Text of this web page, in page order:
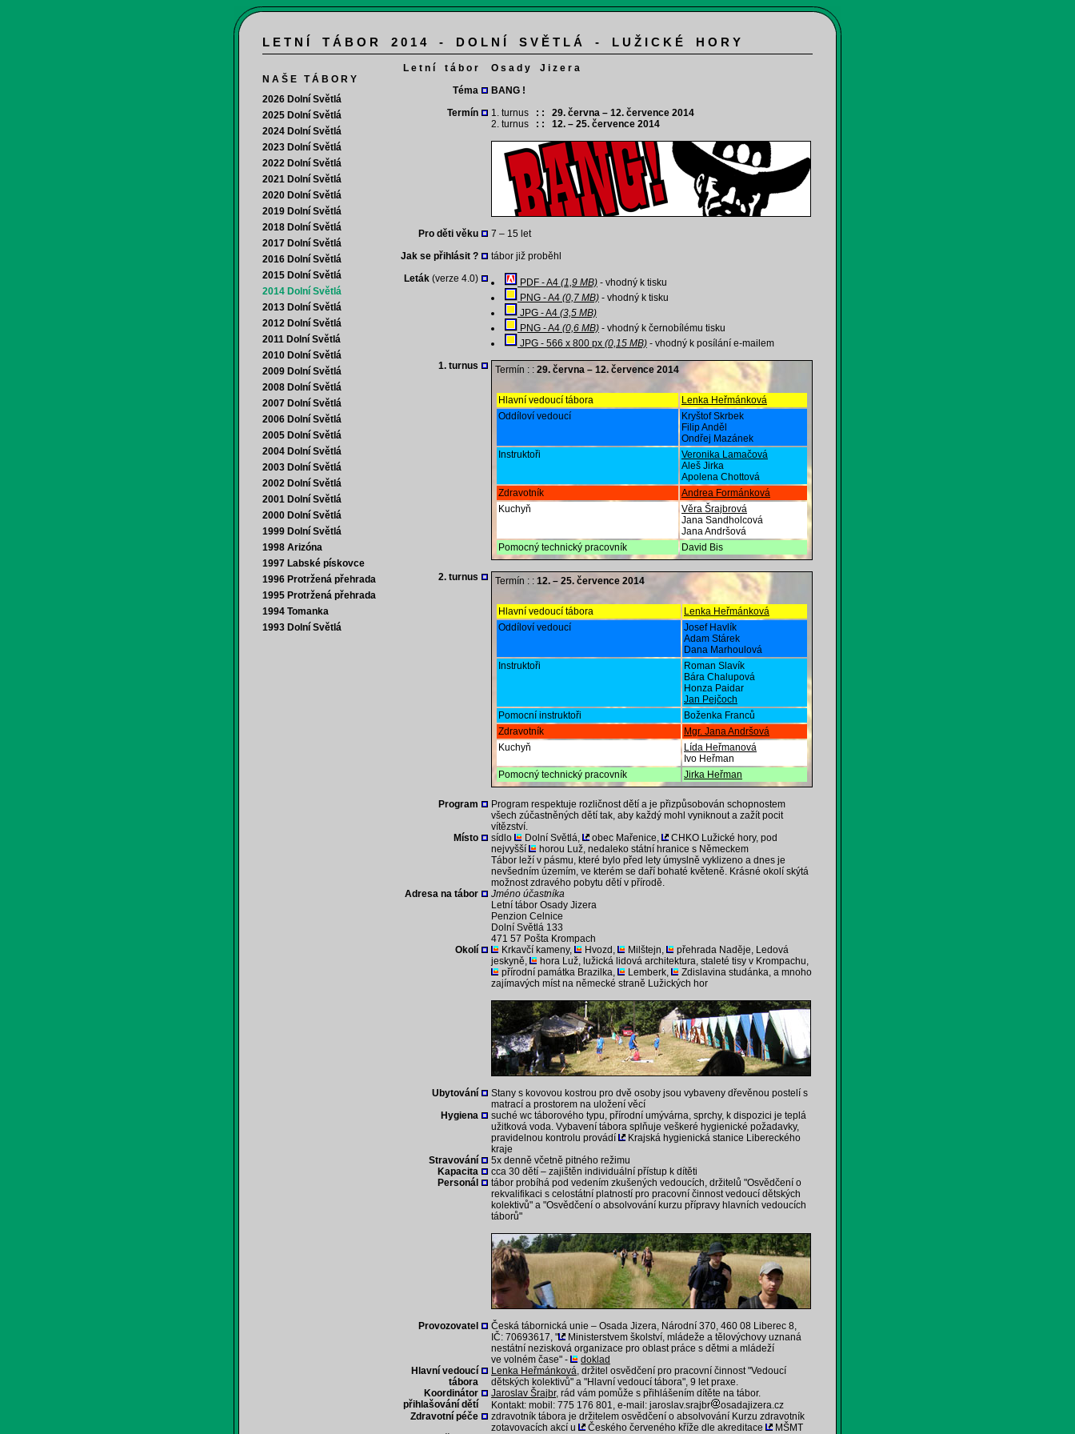
L E T N Í T Á B O R 2 0 1 4 - D O L N Í S V Ě T L Á - L U Ž I C K É H O R Y
N A Š E T Á B O R Y
2026 Dolní Světlá
2025 Dolní Světlá
2024 Dolní Světlá
2023 Dolní Světlá
2022 Dolní Světlá
2021 Dolní Světlá
2020 Dolní Světlá
2019 Dolní Světlá
2018 Dolní Světlá
2017 Dolní Světlá
2016 Dolní Světlá
2015 Dolní Světlá
2014 Dolní Světlá
2013 Dolní Světlá
2012 Dolní Světlá
2011 Dolní Světlá
2010 Dolní Světlá
2009 Dolní Světlá
2008 Dolní Světlá
2007 Dolní Světlá
2006 Dolní Světlá
2005 Dolní Světlá
2004 Dolní Světlá
2003 Dolní Světlá
2002 Dolní Světlá
2001 Dolní Světlá
2000 Dolní Světlá
1999 Dolní Světlá
1998 Arizóna
1997 Labské pískovce
1996 Protržená přehrada
1995 Protržená přehrada
1994 Tomanka
1993 Dolní Světlá
L e t n í t á b o r
O s a d y J i z e r a
Téma
BANG !
Termín
1. turnus : : 29. června – 12. července 2014
2. turnus : : 12. – 25. července 2014
Pro děti věku
7 – 15 let
Jak se přihlásit ?
tábor již proběhl
Leták (verze 4.0) PDF - A4 (1,9 MB) - vhodný k tisku
PNG - A4 (0,7 MB) - vhodný k tisku
JPG - A4 (3,5 MB)
PNG - A4 (0,6 MB) - vhodný k černobílému tisku
JPG - 566 x 800 px (0,15 MB) - vhodný k posílání e-mailem
1. turnus
Termín : : 29. června – 12. července 2014
Hlavní vedoucí tábora
Lenka Heřmánková
Oddíloví vedoucí
Kryštof Skrbek
Filip Anděl
Ondřej Mazánek
Instruktoři
Veronika Lamačová
Aleš Jirka
Apolena Chottová
Zdravotník
Andrea Formánková
Kuchyň
Věra Šrajbrová
Jana Sandholcová
Jana Andršová
Pomocný technický pracovník
David Bis
2. turnus Termín : : 12. – 25. července 2014
Hlavní vedoucí tábora
Lenka Heřmánková
Oddíloví vedoucí
Josef Havlík
Adam Stárek
Dana Marhoulová
Instruktoři
Roman Slavík
Bára Chalupová
Honza Paidar
Jan Pejčoch
Pomocní instruktoři
Boženka Franců
Zdravotník
Mgr. Jana Andršová
Kuchyň
Lída Heřmanová
Ivo Heřman
Pomocný technický pracovník
Jirka Heřman
Program
Program respektuje rozličnost dětí a je přizpůsobován schopnostem
všech zúčastněných dětí tak, aby každý mohl vyniknout a zažít pocit
vítězství.
Místo
sídlo Dolní Světlá, obec Mařenice,
CHKO Lužické hory, pod
nejvyšší
horou Luž, nedaleko státní hranice s Německem
Tábor leží v pásmu, které bylo před lety úmyslně vyklizeno a dnes je
nevšedním územím, ve kterém se daří bohaté květeně. Krásné okolí skýtá
možnost zdravého pobytu dětí v přírodě.
Adresa na tábor
Jméno účastníka
Letní tábor Osady Jizera
Penzion Celnice
Dolní Světlá 133
471 57 Pošta Krompach
Okolí
Krkavčí kameny, Hvozd, Milštejn,
přehrada Naděje, Ledová
jeskyně,
hora Luž, lužická lidová architektura, staleté tisy v Krompachu,
přírodní památka Brazilka,
Lemberk,
Zdislavina studánka, a mnoho
zajímavých míst na německé straně Lužických hor
Ubytování
Stany s kovovou kostrou pro dvě osoby jsou vybaveny dřevěnou postelí s
matrací a prostorem na uložení věcí
Hygiena
suché wc táborového typu, přírodní umývárna, sprchy, k dispozici je teplá
užitková voda. Vybavení tábora splňuje veškeré hygienické požadavky,
pravidelnou kontrolu provádí
Krajská hygienická stanice Libereckého
kraje
Stravování
5x denně včetně pitného režimu
Kapacita
cca 30 dětí – zajištěn individuální přístup k dítěti
Personál
tábor probíhá pod vedením zkušených vedoucích, držitelů "Osvědčení o
rekvalifikaci s celostátní platností pro pracovní činnost vedoucí dětských
kolektivů" a "Osvědčení o absolvování kurzu přípravy hlavních vedoucích
táborů"
Provozovatel
Česká tábornická unie – Osada Jizera, Národní 370, 460 08 Liberec 8,
IČ: 70693617, "
Ministerstvem školství, mládeže a tělovýchovy uznaná
nestátní nezisková organizace pro oblast práce s dětmi a mládeží
ve volném čase" -
doklad
Hlavní vedoucí
tábora
Lenka Heřmánková, držitel osvědčení pro pracovní činnost "Vedoucí
dětských kolektivů" a "Hlavní vedoucí tábora", 9 let praxe.
Koordinátor
přihlašování dětí
Jaroslav Šrajbr, rád vám pomůže s přihlášením dítěte na tábor.
Kontakt: mobil: 775 176 801, e-mail: jaroslav.srajbr
osadajizera.cz
Zdravotní péče
zdravotník tábora je držitelem osvědčení o absolvování Kurzu zdravotník
zotavovacích akcí u
Českého červeného kříže dle akreditace
MŠMT